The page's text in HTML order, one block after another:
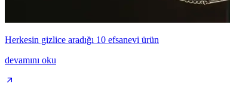
Herkesin gizlice aradığı 10 efsanevi ürün
devamını oku